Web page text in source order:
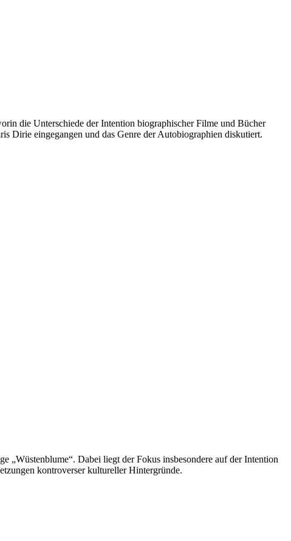
die Unterschiede der Intention biographischer Filme und Bücher
Dirie eingegangen und das Genre der Autobiographien diskutiert.
„Wüstenblume“. Dabei liegt der Fokus insbesondere auf der Intention
kontroverser kultureller Hintergründe.